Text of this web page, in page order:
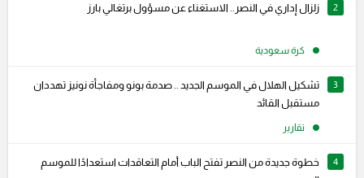
2 زلزال إداري في النصر.. الاستغناء عن مسؤول برتغالي بارز
كرة سعودية
3
تشكيل الهلال في الموسم الجديد .. صدمة بونو ومفاجأة نونيز تهددان
مستقبل القائد
تقارير
4
خطوة جديدة من النصر تفتح الباب أمام التعاقدات استعدادًا للموسم